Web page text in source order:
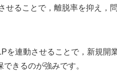
せることで，離脱率を抑え，
を連動させることで，新規開
きるのが強みです。